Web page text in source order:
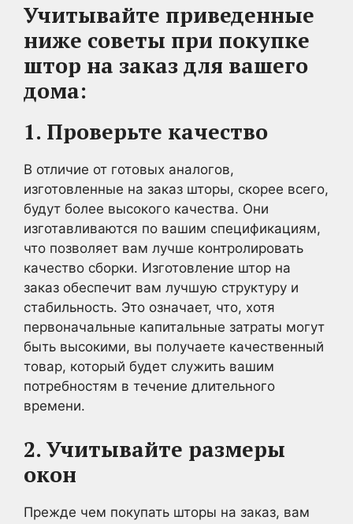
Учитывайте приведенные
ниже советы при покупке
штор на заказ для вашего
дома:
1. Проверьте качество
В отличие от готовых аналогов,
изготовленные на заказ шторы, скорее всего,
будут более высокого качества. Они
изготавливаются по вашим спецификациям,
что позволяет вам лучше контролировать
качество сборки. Изготовление штор на
заказ обеспечит вам лучшую структуру и
стабильность. Это означает, что, хотя
первоначальные капитальные затраты могут
быть высокими, вы получаете качественный
товар, который будет служить вашим
потребностям в течение длительного
времени.
2. Учитывайте размеры
окон
Прежде чем покупать шторы на заказ, вам